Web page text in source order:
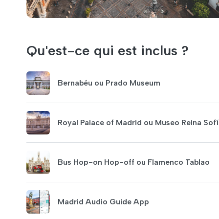
Qu'est-ce qui est inclus ?
Bernabéu ou Prado Museum
Royal Palace of Madrid ou Museo Reina
Bus Hop-on Hop-off ou Flamenco Tablao
Madrid Audio Guide App